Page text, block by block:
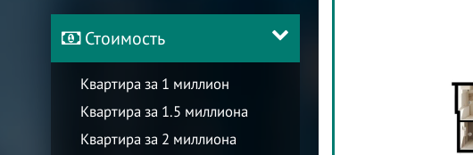
Стоимость
Квартира за 1 миллион
Квартира за 1.5 миллиона
Квартира за 2 миллиона